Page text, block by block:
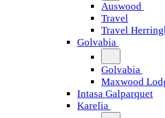
Auswood
Travel
Travel
Golvabia
Golvabia
Maxwood
Intasa Galparquet
Karelia